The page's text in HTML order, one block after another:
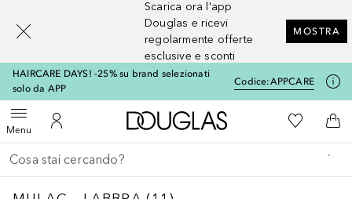
Scarica ora l'app
Douglas e ricevi
regolarmente offerte
esclusive e sconti
MOSTRA
HAIRCARE DAYS! -25% su brand selezionati
solo da APP
Codice:APPCARE
MenuApri menuAl Mio Account
A Douglas HomeAlla Mia
Al
Torna indietro
Esegui ricerca
[navigation.slideout.screenreader]